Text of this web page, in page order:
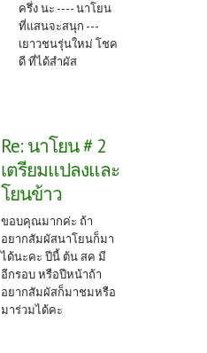
ครึ่ง นะ ---- นาโยน
ที่แสนจะสนุก ---
เยาวชนรุ่นใหม่ โชค
ดี ที่ได้สำผัส
Re: นาโยน # 2
เตรียมแปลงและ
โยนข้าว
ขอบคุณมากค่ะ ถ้า
อยากสัมผัสนาโยนก็มา
ได้นะคะ ปีนี้ ต้น สค มี
อีกรอบ หรือปีหน้าถ้า
อยากสัมผัสก็มาชมหรือ
มาร่วมได้คะ